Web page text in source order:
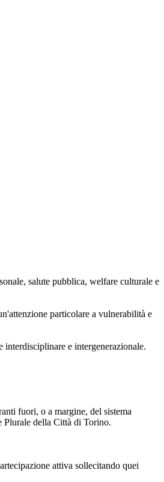
salute pubblica, welfare culturale e
particolare a vulnerabilità e
e intergenerazionale.
fuori, o a margine, del sistema
Plurale della Città di Torino.
attiva sollecitando quei